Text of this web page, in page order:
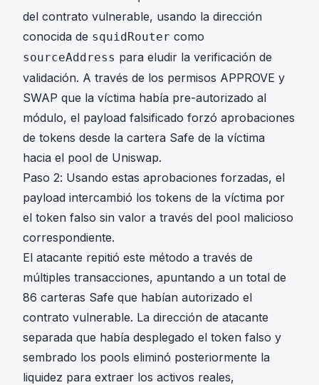
del contrato vulnerable, usando la dirección
conocida de squidRouter como
sourceAddress para eludir la verificación de
validación. A través de los permisos APPROVE y
SWAP que la víctima había pre-autorizado al
módulo, el payload falsificado forzó aprobaciones
de tokens desde la cartera Safe de la víctima
hacia el pool de Uniswap.
Paso 2: Usando estas aprobaciones forzadas, el
payload intercambió los tokens de la víctima por
el token falso sin valor a través del pool malicioso
correspondiente.
El atacante repitió este método a través de
múltiples transacciones, apuntando a un total de
86 carteras Safe que habían autorizado el
contrato vulnerable. La dirección de atacante
separada que había desplegado el token falso y
sembrado los pools eliminó posteriormente la
liquidez para extraer los activos reales,